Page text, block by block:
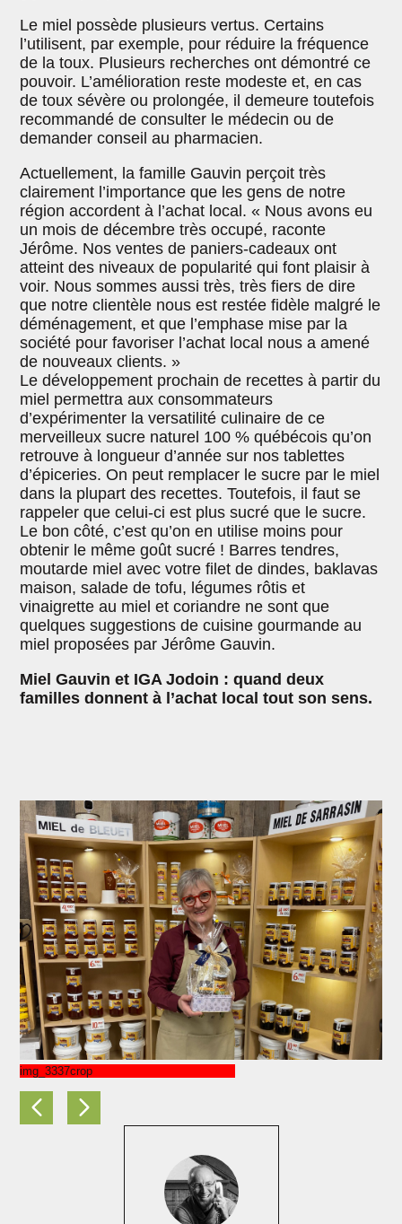
Le miel possède plusieurs vertus. Certains
l’utilisent, par exemple, pour réduire la fréquence
de la toux. Plusieurs recherches ont démontré ce
pouvoir. L’amélioration reste modeste et, en cas
de toux sévère ou prolongée, il demeure toutefois
recommandé de consulter le médecin ou de
demander conseil au pharmacien.
Actuellement, la famille Gauvin perçoit très
clairement l’importance que les gens de notre
région accordent à l’achat local. « Nous avons eu
un mois de décembre très occupé, raconte
Jérôme. Nos ventes de paniers-cadeaux ont
atteint des niveaux de popularité qui font plaisir à
voir. Nous sommes aussi très, très fiers de dire
que notre clientèle nous est restée fidèle malgré le
déménagement, et que l’emphase mise par la
société pour favoriser l’achat local nous a amené
de nouveaux clients. »
Le développement prochain de recettes à partir du
miel permettra aux consommateurs
d’expérimenter la versatilité culinaire de ce
merveilleux sucre naturel 100 % québécois qu’on
retrouve à longueur d’année sur nos tablettes
d’épiceries. On peut remplacer le sucre par le miel
dans la plupart des recettes. Toutefois, il faut se
rappeler que celui-ci est plus sucré que le sucre.
Le bon côté, c’est qu’on en utilise moins pour
obtenir le même goût sucré ! Barres tendres,
moutarde miel avec votre filet de dindes, baklavas
maison, salade de tofu, légumes rôtis et
vinaigrette au miel et coriandre ne sont que
quelques suggestions de cuisine gourmande au
miel proposées par Jérôme Gauvin.
Miel Gauvin et IGA Jodoin : quand deux
familles donnent à l’achat local tout son sens.
img_3337crop